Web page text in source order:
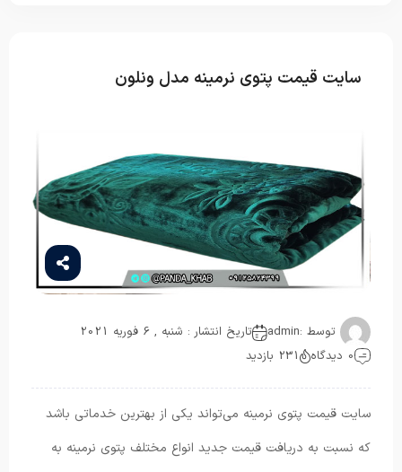
سایت قیمت پتوی نرمینه مدل ونلون
توسط :admin
تاریخ انتشار : شنبه , 6 فوریه 2021
0 دیدگاه
231 بازدید
سایت قیمت پتوی نرمینه می‌تواند یکی از بهترین خدماتی باشد
که نسبت به دریافت قیمت جدید انواع مختلف پتوی نرمینه به